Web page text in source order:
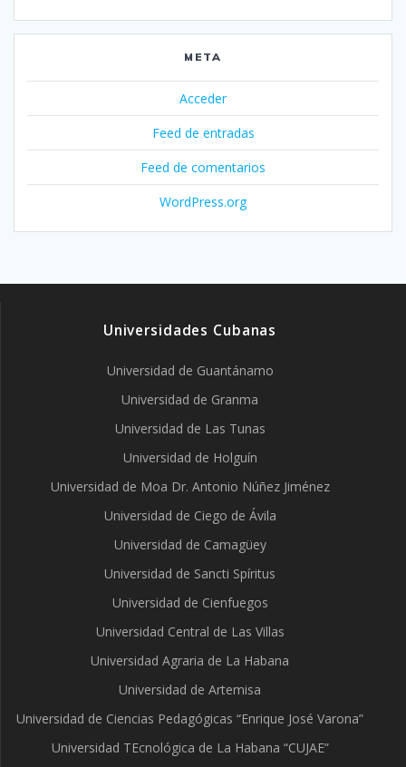
META
Acceder
Feed de entradas
Feed de comentarios
WordPress.org
Universidades Cubanas
Universidad de Guantánamo
Universidad de Granma
Universidad de Las Tunas
Universidad de Holguín
Universidad de Moa Dr. Antonio Núñez Jiménez
Universidad de Ciego de Ávila
Universidad de Camagüey
Universidad de Sancti Spíritus
Universidad de Cienfuegos
Universidad Central de Las Villas
Universidad Agraria de La Habana
Universidad de Artemisa
Universidad de Ciencias Pedagógicas “Enrique José Varona”
Universidad TEcnológica de La Habana “CUJAE”